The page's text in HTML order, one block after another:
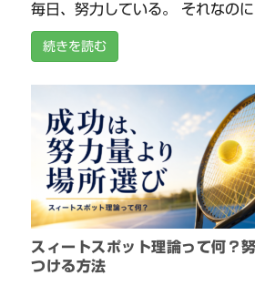
毎日、努力している。 それなのに
続きを読む
スィートスポット理論って何？
つける方法